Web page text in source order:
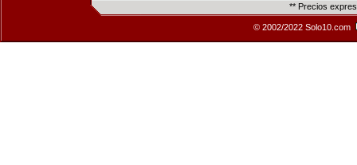
** Precios
© 2002/2022 Solo10.com